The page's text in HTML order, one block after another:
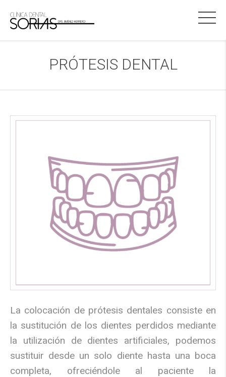
PRÓTESIS DENTAL
La colocación de prótesis dentales consiste en
la sustitución de los dientes perdidos mediante
la utilización de dientes artificiales, podemos
sustituir desde un solo diente hasta una boca
completa, ofreciéndole al paciente la